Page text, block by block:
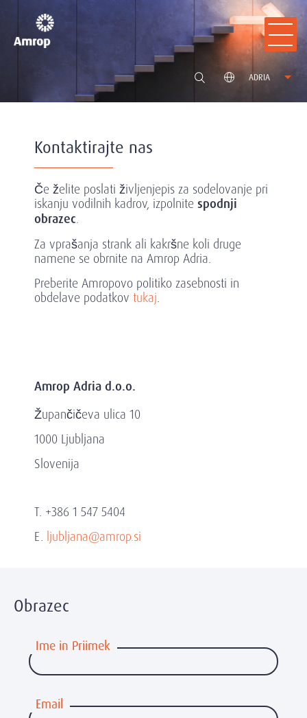
ADRIA
Kontaktirajte nas
Če želite poslati življenjepis za sodelovanje pri
iskanju vodilnih kadrov, izpolnite spodnji
obrazec.
Za vprašanja strank ali kakršne koli druge
namene se obrnite na Amrop Adria.
Preberite Amropovo politiko zasebnosti in
obdelave podatkov tukaj.
Amrop Adria d.o.o.
Župančičeva ulica 10
1000 Ljubljana
Slovenija
T. +386 1 547 5404
E. ljubljana@amrop.si
Obrazec
Ime in Priimek
Email